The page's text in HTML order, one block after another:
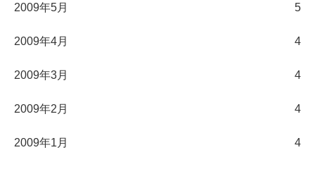
2009年5月 5
2009年4月 4
2009年3月 4
2009年2月 4
2009年1月 4